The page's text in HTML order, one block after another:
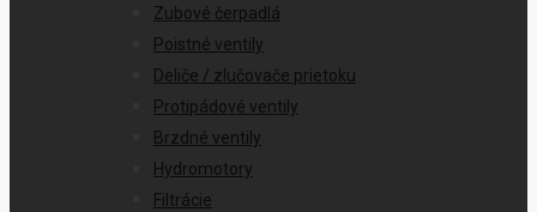
Zubové čerpadlá
Poistné ventily
Deliče / zlučovače prietoku
Protipádové ventily
Brzdné ventily
Hydromotory
Filtrácie